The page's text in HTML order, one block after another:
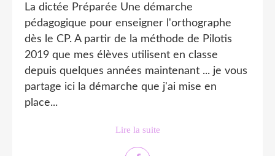
La dictée Préparée Une démarche
pédagogique pour enseigner l'orthographe
dès le CP. A partir de la méthode de Pilotis
2019 que mes élèves utilisent en classe
depuis quelques années maintenant ... je vous
partage ici la démarche que j'ai mise en
place...
Lire la suite